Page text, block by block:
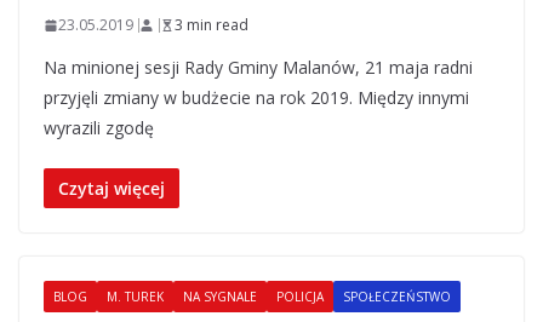
23.05.2019 3 min read
Na minionej sesji Rady Gminy Malanów, 21 maja radni
przyjęli zmiany w budżecie na rok 2019. Między innymi
wyrazili zgodę
Czytaj więcej
BLOG M. TUREK NA SYGNALE POLICJA SPOŁECZEŃSTWO